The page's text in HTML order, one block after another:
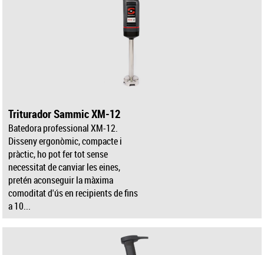
Triturador Sammic XM-12
Batedora professional XM-12.
Disseny ergonòmic, compacte i
pràctic, ho pot fer tot sense
necessitat de canviar les eines,
pretén aconseguir la màxima
comoditat d'ús en recipients de fins
a 10...